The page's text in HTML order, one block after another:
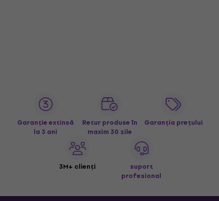
Garanție extinsă
la 3 ani
Retur produse în
maxim 30 zile
Garanția prețului
3M+ clienți
suport
profesional